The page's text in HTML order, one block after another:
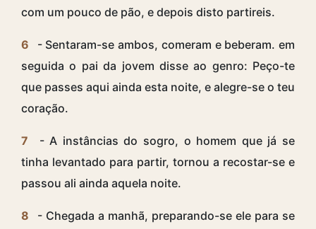
com um pouco de pão, e depois disto partireis.
6
- Sentaram-se ambos, comeram e beberam. em
seguida o pai da jovem disse ao genro: Peço-te
que passes aqui ainda esta noite, e alegre-se o teu
coração.
7
- A instâncias do sogro, o homem que já se
tinha levantado para partir, tornou a recostar-se e
passou ali ainda aquela noite.
8
- Chegada a manhã, preparando-se ele para se